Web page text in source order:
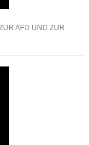
AFD UND ZUR